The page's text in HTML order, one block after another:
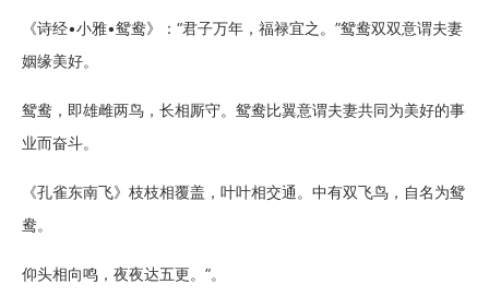
《诗经•小雅•鸳鸯》：“君子万年，福禄宜之。”鸳鸯双双意谓夫妻
姻缘美好。
鸳鸯，即雄雌两鸟，长相厮守。鸳鸯比翼意谓夫妻共同为美好的事
业而奋斗。
《孔雀东南飞》枝枝相覆盖，叶叶相交通。中有双飞鸟，自名为鸳
鸯。
仰头相向鸣，夜夜达五更。”。